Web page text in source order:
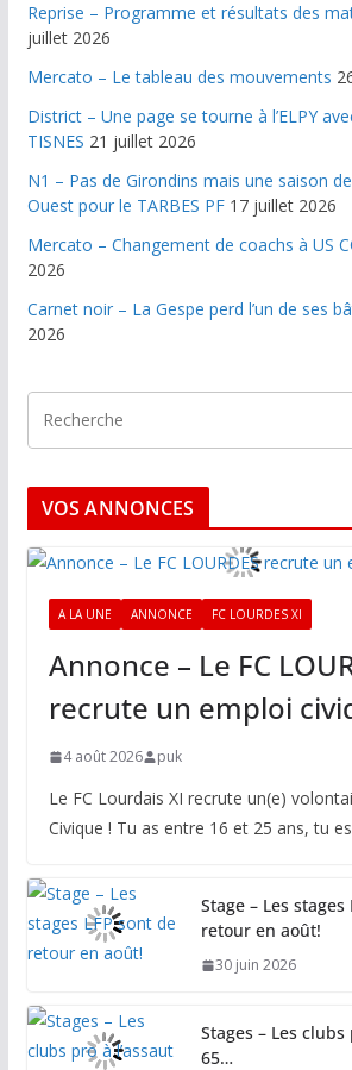
Reprise – Programme et résultats des
juillet 2026
Mercato – Le tableau des mouvements
District – Une page se tourne à l’ELPY
TISNES 21 juillet 2026
N1 – Pas de Girondins mais une saison
Ouest pour le TARBES PF 17 juillet 2026
Mercato – Changement de coachs à US
2026
Carnet noir – La Gespe perd l’un de ses
2026
VOS ANNONCES
A LA UNE ANNONCE FC LOURDES XI
Annonce – Le FC
recrute un emploi
4 août 2026 puk
Le FC Lourdais XI recrute un(e)
Civique ! Tu as entre 16 et 25 ans, tu es
Stage – Les stages
retour en août!
30 juin 2026
Stages – Les
65…